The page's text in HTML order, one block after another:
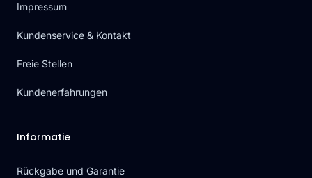
Impressum
Kundenservice & Kontakt
Freie Stellen
Kundenerfahrungen
Informatie
Rückgabe und Garantie